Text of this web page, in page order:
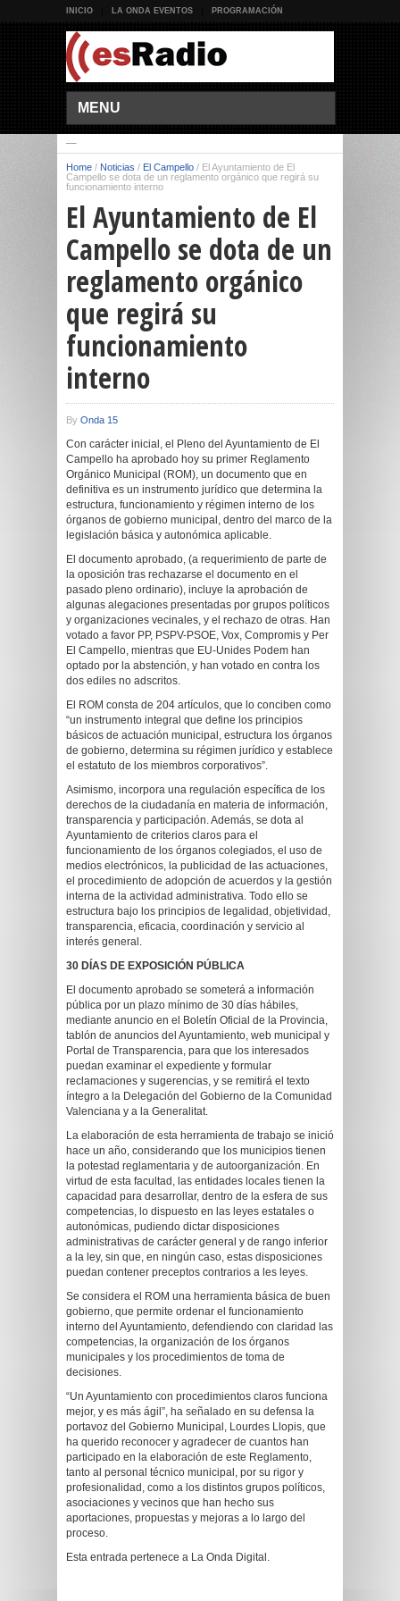
INICIO LA ONDA EVENTOS PROGRAMACIÓN
MENU
Home / Noticias / El Campello / El Ayuntamiento de El
Campello se dota de un reglamento orgánico que regirá su
funcionamiento interno
El Ayuntamiento de El
Campello se dota de un
reglamento orgánico
que regirá su
funcionamiento
interno
By Onda 15
Con carácter inicial, el Pleno del Ayuntamiento de El
Campello ha aprobado hoy su primer Reglamento
Orgánico Municipal (ROM), un documento que en
definitiva es un instrumento jurídico que determina la
estructura, funcionamiento y régimen interno de los
órganos de gobierno municipal, dentro del marco de la
legislación básica y autonómica aplicable.
El documento aprobado, (a requerimiento de parte de
la oposición tras rechazarse el documento en el
pasado pleno ordinario), incluye la aprobación de
algunas alegaciones presentadas por grupos políticos
y organizaciones vecinales, y el rechazo de otras. Han
votado a favor PP, PSPV-PSOE, Vox, Compromis y Per
El Campello, mientras que EU-Unides Podem han
optado por la abstención, y han votado en contra los
dos ediles no adscritos.
El ROM consta de 204 artículos, que lo conciben como
“un instrumento integral que define los principios
básicos de actuación municipal, estructura los órganos
de gobierno, determina su régimen jurídico y establece
el estatuto de los miembros corporativos”.
Asimismo, incorpora una regulación específica de los
derechos de la ciudadanía en materia de información,
transparencia y participación. Además, se dota al
Ayuntamiento de criterios claros para el
funcionamiento de los órganos colegiados, el uso de
medios electrónicos, la publicidad de las actuaciones,
el procedimiento de adopción de acuerdos y la gestión
interna de la actividad administrativa. Todo ello se
estructura bajo los principios de legalidad, objetividad,
transparencia, eficacia, coordinación y servicio al
interés general.
30 DÍAS DE EXPOSICIÓN PÚBLICA
El documento aprobado se someterá a información
pública por un plazo mínimo de 30 días hábiles,
mediante anuncio en el Boletín Oficial de la Provincia,
tablón de anuncios del Ayuntamiento, web municipal y
Portal de Transparencia, para que los interesados
puedan examinar el expediente y formular
reclamaciones y sugerencias, y se remitirá el texto
íntegro a la Delegación del Gobierno de la Comunidad
Valenciana y a la Generalitat.
La elaboración de esta herramienta de trabajo se inició
hace un año, considerando que los municipios tienen
la potestad reglamentaria y de autoorganización. En
virtud de esta facultad, las entidades locales tienen la
capacidad para desarrollar, dentro de la esfera de sus
competencias, lo dispuesto en las leyes estatales o
autonómicas, pudiendo dictar disposiciones
administrativas de carácter general y de rango inferior
a la ley, sin que, en ningún caso, estas disposiciones
puedan contener preceptos contrarios a les leyes.
Se considera el ROM una herramienta básica de buen
gobierno, que permite ordenar el funcionamiento
interno del Ayuntamiento, defendiendo con claridad las
competencias, la organización de los órganos
municipales y los procedimientos de toma de
decisiones.
“Un Ayuntamiento con procedimientos claros funciona
mejor, y es más ágil”, ha señalado en su defensa la
portavoz del Gobierno Municipal, Lourdes Llopis, que
ha querido reconocer y agradecer de cuantos han
participado en la elaboración de este Reglamento,
tanto al personal técnico municipal, por su rigor y
profesionalidad, como a los distintos grupos políticos,
asociaciones y vecinos que han hecho sus
aportaciones, propuestas y mejoras a lo largo del
proceso.
Esta entrada pertenece a La Onda Digital.